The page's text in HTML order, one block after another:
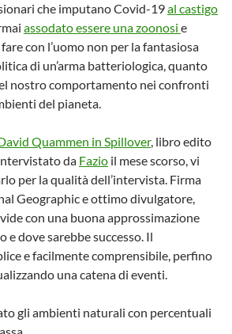
che imputano Covid-19al castigo
assodato essere una zoonosi e
con l’uomo non per la fantasiosa
di un’arma batteriologica, quanto
nostro comportamento nei confronti
del pianeta.
Quammen in Spillover, libro edito
da Fazio il mese scorso, vi
per la qualità dell’intervista. Firma
Geographic e ottimo divulgatore,
con una buona approssimazione
e dove sarebbe successo. Il
e facilmente comprensibile, perfino
una catena di eventi.
gli ambienti naturali con percentuali